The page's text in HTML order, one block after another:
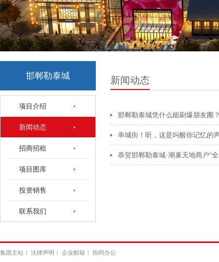
邯郸勒泰城
项目介绍
新闻动态
招商招租
项目图库
投资销售
联系我们
新闻动态
邯郸勒泰城凭什么能刷爆朋友圈
串城街！听，这是叫醒你记忆的
恭贺邯郸勒泰城·潮巢天地商户“
集团主站 法律声明 企业邮箱 协同办公